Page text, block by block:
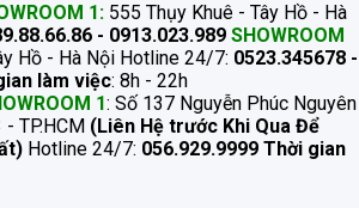
1: 555 Thụy Khuê - Tây Hồ - Hà
- 0913.023.989 SHOWROOM
Hồ - Hà Nội Hotline 24/7: 0523.345678 -
làm việc: 8h - 22h
1: Số 137 Nguyễn Phúc Nguyên
TP.HCM (Liên Hệ trước Khi Qua Để
Hotline 24/7: 056.929.9999 Thời gian